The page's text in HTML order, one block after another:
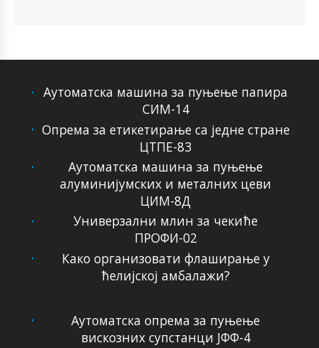
Аутоматска машина за пуњење папира
СИМ-14
Опрема за етикетирање са једне стране
ЦТПЕ-83
Аутоматска машина за пуњење
алуминијумских и металних цеви
ЦИМ-8Д
Универзални млин за чекиће
ПРОФИ-02
Како организовати флаширање у
ћелијској амбалажи?
Аутоматска опрема за пуњење
вискозних супстанци ЈФФ-4